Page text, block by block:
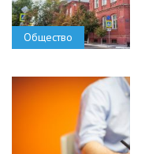
Общество